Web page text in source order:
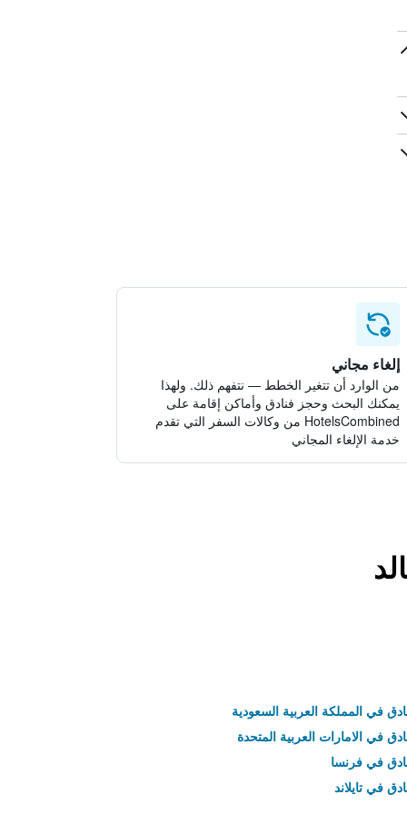
إلغاء مجاني
من الوارد أن تتغير الخطط — نتفهم ذلك. ولهذا
يمكنك البحث وحجز فنادق وأماكن إقامة على
HotelsCombined من وكالات السفر التي تقدم
خدمة الإلغاء المجاني
في المملكة العربية السعودية
في الامارات العربية المتحدة
في فرنسا
في تايلاند